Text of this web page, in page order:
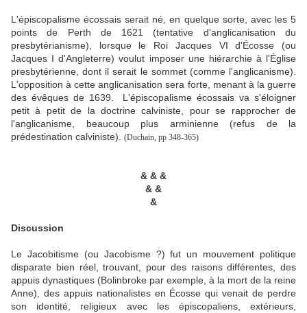
L'épiscopalisme écossais serait né, en quelque sorte, avec les 5
points de Perth de 1621 (tentative d'anglicanisation du
presbytérianisme), lorsque le Roi Jacques VI d'Écosse (ou
Jacques I d'Angleterre) voulut imposer une hiérarchie à l'Église
presbytérienne, dont il serait le sommet (comme l'anglicanisme).
L'opposition à cette anglicanisation sera forte, menant à la guerre
des évêques de 1639. L'épiscopalisme écossais va s'éloigner
petit à petit de la doctrine calviniste, pour se rapprocher de
l'anglicanisme, beaucoup plus arminienne (refus de la
prédestination calviniste). (Duchain, pp 348-365)
& & &
& &
&
Discussion
Le Jacobitisme (ou Jacobisme ?) fut un mouvement politique
disparate bien réel, trouvant, pour des raisons différentes, des
appuis dynastiques (Bolinbroke par exemple, à la mort de la reine
Anne), des appuis nationalistes en Écosse qui venait de perdre
son identité, religieux avec les épiscopaliens, extérieurs,